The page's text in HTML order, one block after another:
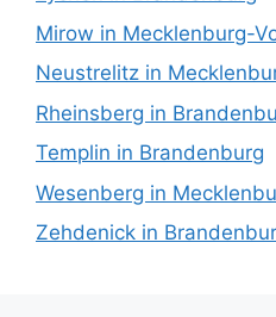
Mirow in Mecklenburg-
Neustrelitz in
Rheinsberg in
Templin in Brandenburg
Wesenberg in
Zehdenick in